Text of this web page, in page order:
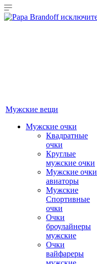
Мужские вещи
Мужские очки
Квадратные
очки
Круглые
мужские очки
Мужские очки
авиаторы
Мужские
Спортивные
очки
Очки
броулайнеры
мужские
Очки
вайфареры